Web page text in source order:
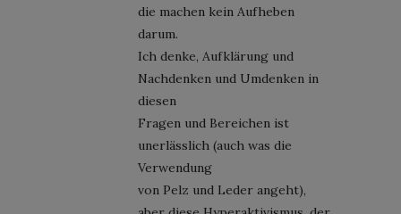
die machen kein Aufheben
darum.
Ich denke, Aufklärung und
Nachdenken und Umdenken in
diesen
Fragen und Bereichen ist
unerlässlich (auch was die
Verwendung
von Pelz und Leder angeht),